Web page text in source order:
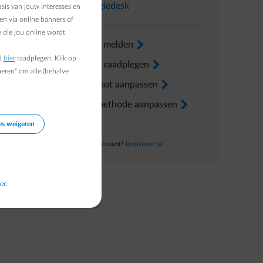
InEnergiedesk
Verhuis melden arrow-right
Factuur raadplegen arrow-right
Voorschot aanpassen arrow-right
Betaalmethode aanpassen arrow-right
Nog geen account? Registreer je
van jouw interesses en
via online banners of
die jou online wordt
hierraadplegen. Klik op
om alle (behalve
weigeren